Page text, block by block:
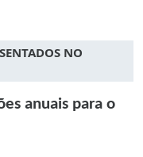
NO
anuais para o